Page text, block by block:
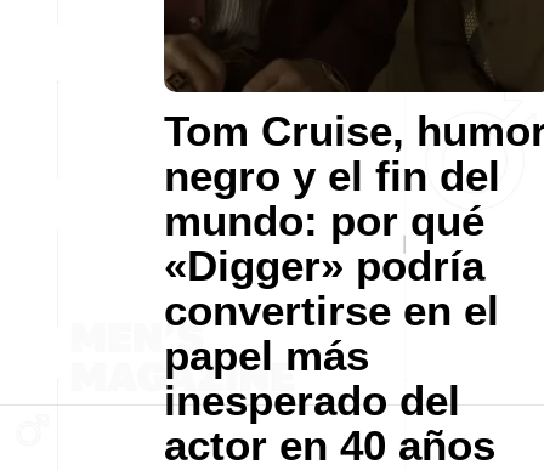
Tom Cruise,
negro y el fin del
mundo: por qué
«Digger» podría
convertirse en el
papel más
inesperado del
actor en 40 años